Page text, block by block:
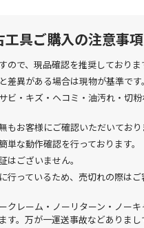
工具ご購入の注意事項
ので、現品確認を推奨しておりま
差異がある場合は現物が基準です。
ビ・キズ・ヘコミ・油汚れ・切粉
もお客様にご確認いただいており
単な動作確認を行っております。
はございません。
行っているため、売切れの際はご
クレーム・ノーリターン・ノーキ
す。万が一運送事故などありまし